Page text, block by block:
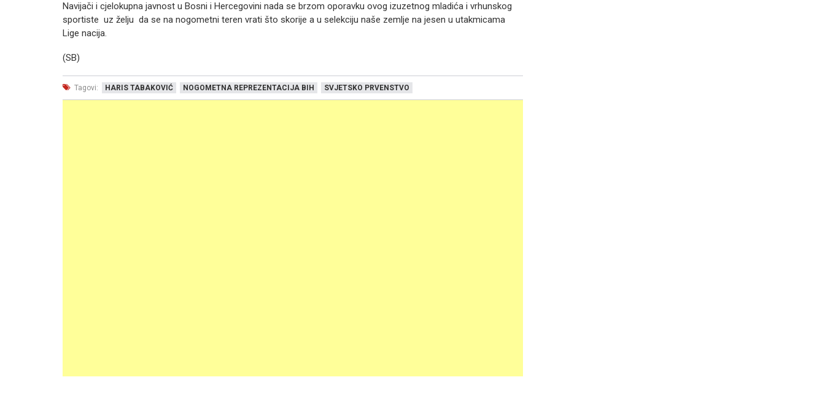
Navijači i cjelokupna javnost u Bosni i Hercegovini nada se brzom oporavku ovog izuzetnog mladića i vrhunskog
sportiste uz želju da se na nogometni teren vrati što skorije a u selekciju naše zemlje na jesen u utakmicama
Lige nacija.
(SB)
Tagovi: HARIS TABAKOVIĆ NOGOMETNA REPREZENTACIJA BIH SVJETSKO PRVENSTVO